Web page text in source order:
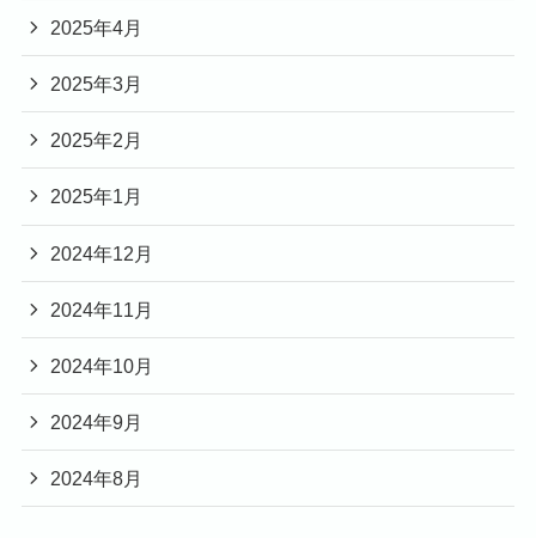
2025年4月
2025年3月
2025年2月
2025年1月
2024年12月
2024年11月
2024年10月
2024年9月
2024年8月